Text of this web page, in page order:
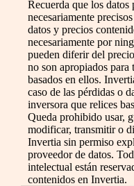
Recuerda que los
necesariamente
datos y precios
necesariamente por
pueden diferir del
no son apropiados
basados en ellos.
caso de las pérdidas o
inversora que relices
Queda prohibido usar,
modificar, transmitir o
Invertia sin permiso
proveedor de datos.
intelectual están
contenidos en Invertia.